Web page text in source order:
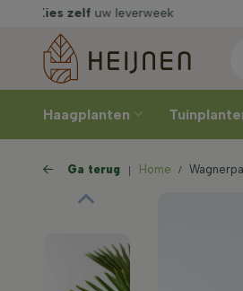
van de kweker
Haagplanten
Ga terug Home